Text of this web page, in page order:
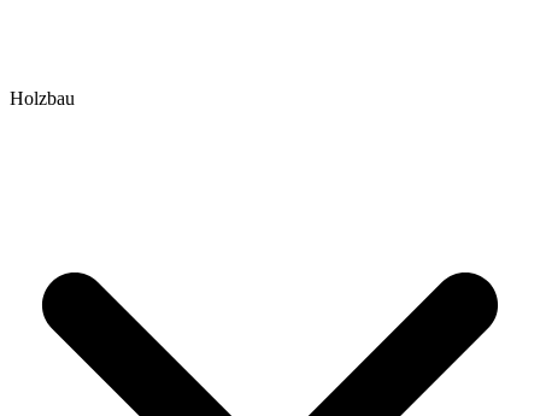
Holzbau